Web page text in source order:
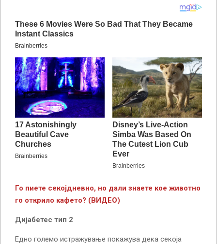
Го пиете секојдневно, но дали знаете кое животно
го открило кафето? (ВИДЕО)
Дијабетес тип 2
Едно големо истражување покажува дека секоја